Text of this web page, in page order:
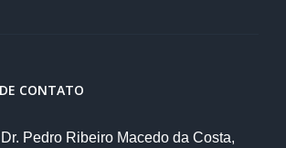
CONTATO
Pedro Ribeiro Macedo da Costa,